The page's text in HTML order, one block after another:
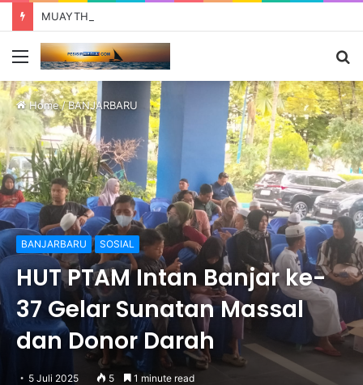
Menu
Home/BANJARBARU
BANJARBARU SOSIAL
HUT PTAM Intan Banjar ke-
37 Gelar Sunatan Massal
dan Donor Darah
5 Juli 2025 5 1 minute read